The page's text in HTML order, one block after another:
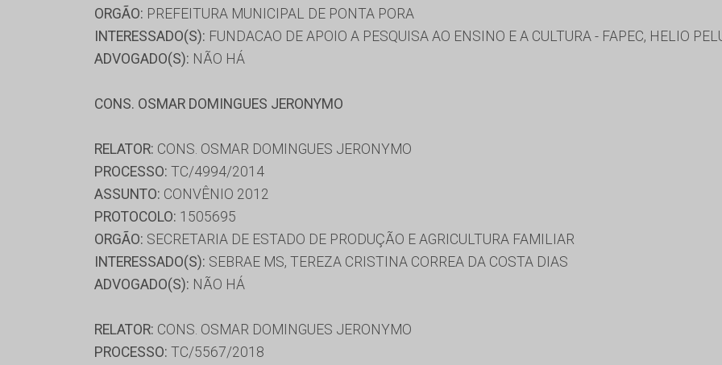
ORGÃO: PREFEITURA MUNICIPAL DE PONTA PORA
INTERESSADO(S): FUNDACAO DE APOIO A PESQUISA AO ENSINO E A CULTURA - FAPEC, HELIO
ADVOGADO(S): NÃO HÁ
CONS. OSMAR DOMINGUES JERONYMO
RELATOR: CONS. OSMAR DOMINGUES JERONYMO
PROCESSO: TC/4994/2014
ASSUNTO: CONVÊNIO 2012
PROTOCOLO: 1505695
ORGÃO: SECRETARIA DE ESTADO DE PRODUÇÃO E AGRICULTURA FAMILIAR
INTERESSADO(S): SEBRAE MS, TEREZA CRISTINA CORREA DA COSTA DIAS
ADVOGADO(S): NÃO HÁ
RELATOR: CONS. OSMAR DOMINGUES JERONYMO
PROCESSO: TC/5567/2018